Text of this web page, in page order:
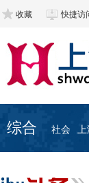
收藏 快捷访
综合 社会